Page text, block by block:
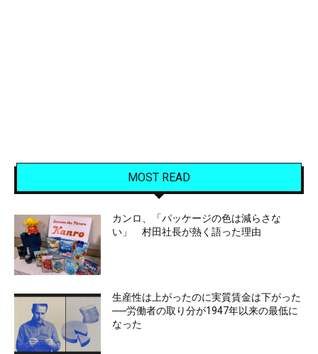
MOST READ
カンロ、「パッケージの色は減らさな
い」 村田社長が熱く語った理由
生産性は上がったのに実質賃金は下がった
──労働者の取り分が1947年以来の最低に
なった